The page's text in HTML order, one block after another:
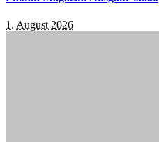
1. August 2026